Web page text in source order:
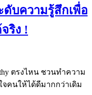
ดับความรู้สึกเพื่อ
ริง !
ตรงไหน ชวนทำความ
จคนให้ได้ดีมากกว่าเดิม